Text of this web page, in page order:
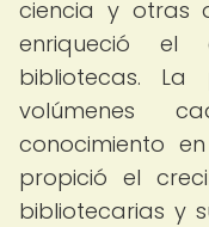
ciencia y otras
enriqueció
bibliotecas. La
volúmenes
conocimiento
propició el
bibliotecarias y